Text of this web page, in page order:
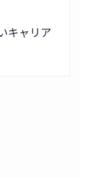
キャリア